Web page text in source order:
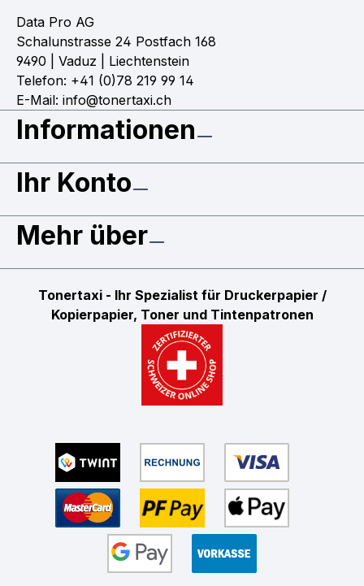
Data Pro AG
Schalunstrasse 24 Postfach 168
9490 | Vaduz | Liechtenstein
Telefon: +41 (0)78 219 99 14
E-Mail: info@tonertaxi.ch
Informationen
Ihr Konto
Mehr über
Tonertaxi - Ihr Spezialist für Druckerpapier /
Kopierpapier, Toner und Tintenpatronen